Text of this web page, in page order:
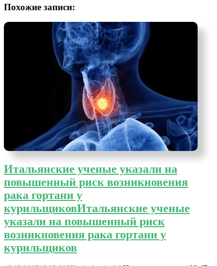
Похожие записи:
Итальянские ученые указали на
повышенный риск возникновения
рака гортани у
курильщиковИтальянские ученые
указали на повышенный риск
возникновения рака гортани у
курильщиков